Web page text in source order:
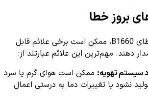
بروز خطا
در صورت وقوع کد خطای B1660، ممکن است برخی علائم قابل
دهند. مهم‌ترین این علائم عبارتند از:
سیستم تهویه: ممکن است هوای گرم یا سرد
نشود یا تغییرات دما به درستی اعمال